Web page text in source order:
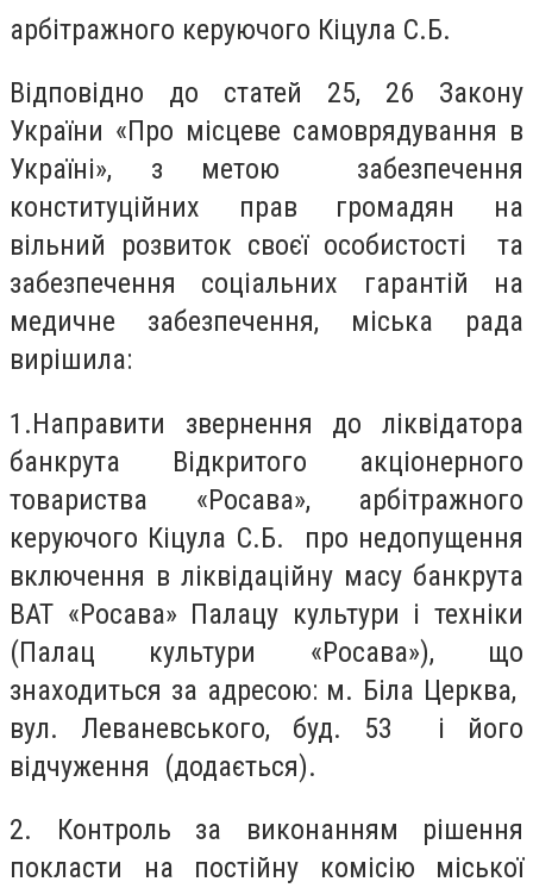
арбітражного керуючого Кіцула С.Б.
Відповідно до статей 25, 26 Закону
України «Про місцеве самоврядування в
Україні», з метою забезпечення
конституційних прав громадян на
вільний розвиток своєї особистості та
забезпечення соціальних гарантій на
медичне забезпечення, міська рада
вирішила:
1.Направити звернення до ліквідатора
банкрута Відкритого акціонерного
товариства «Росава», арбітражного
керуючого Кіцула С.Б. про недопущення
включення в ліквідаційну масу банкрута
ВАТ «Росава» Палацу культури і техніки
(Палац культури «Росава»), що
знаходиться за адресою: м. Біла Церква,
вул. Леваневського, буд. 53 і його
відчуження (додається).
2. Контроль за виконанням рішення
покласти на постійну комісію міської